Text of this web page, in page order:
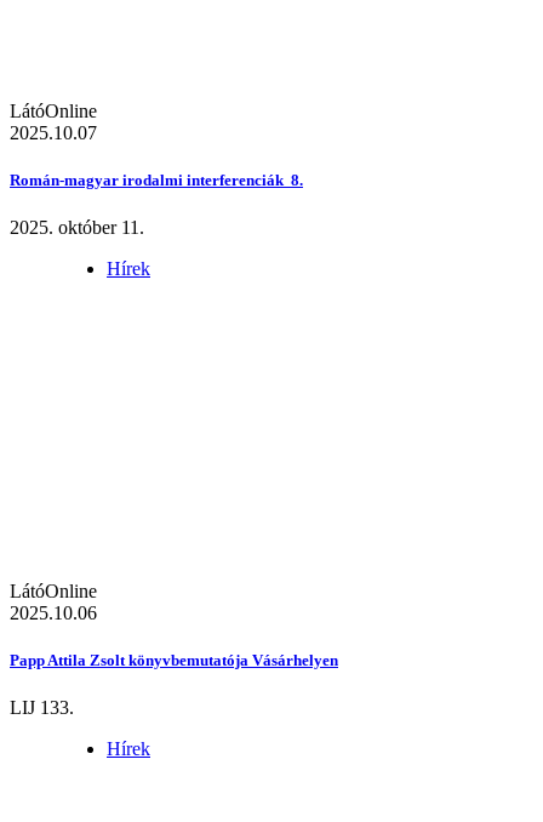
LátóOnline
2025.10.07
Román-magyar irodalmi interferenciák 8.
2025. október 11.
Hírek
LátóOnline
2025.10.06
Papp Attila Zsolt könyvbemutatója Vásárhelyen
LIJ 133.
Hírek